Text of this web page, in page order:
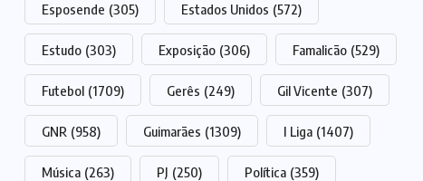
Esposende (305) Estados Unidos (572)
Estudo (303) Exposição (306) Famalicão (529)
Futebol (1709) Gerês (249) Gil Vicente (307)
GNR (958) Guimarães (1309) I Liga (1407)
Música (263) PJ (250) Política (359)